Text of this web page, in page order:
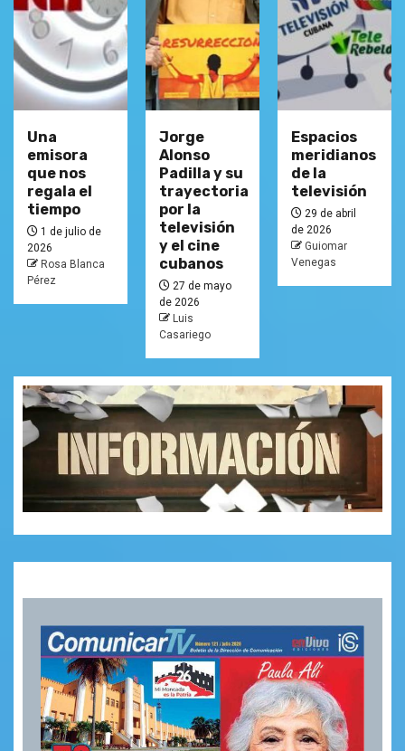
Una
emisora
que nos
regala el
tiempo
1 de julio de
2026
Rosa Blanca
Pérez
Jorge
Alonso
Padilla y su
trayectoria
por la
televisión
y el cine
cubanos
27 de mayo
de 2026
Luis
Casariego
Espacios
meridianos
de la
televisión
29 de abril
de 2026
Guiomar
Venegas